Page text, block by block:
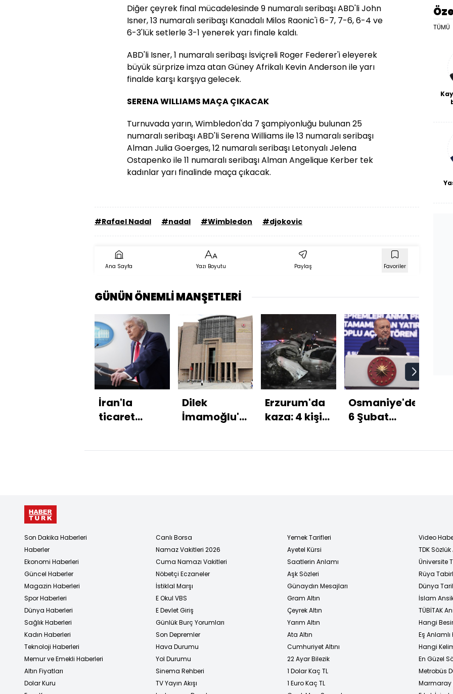
Diğer çeyrek final mücadelesinde 9 numaralı seribaşı ABD'li John
Isner, 13 numaralı seribaşı Kanadalı Milos Raonic'i 6-7, 7-6, 6-4 ve
6-3'lük setlerle 3-1 yenerek yarı finale kaldı.
ABD'li Isner, 1 numaralı seribaşı İsviçreli Roger Federer'i eleyerek
büyük sürprize imza atan Güney Afrikalı Kevin Anderson ile yarı
finalde karşı karşıya gelecek.
SERENA WILLIAMS MAÇA ÇIKACAK
Turnuvada yarın, Wimbledon'da 7 şampiyonluğu bulunan 25
numaralı seribaşı ABD'li Serena Williams ile 13 numaralı seribaşı
Alman Julia Goerges, 12 numaralı seribaşı Letonyalı Jelena
Ostapenko ile 11 numaralı seribaşı Alman Angelique Kerber tek
kadınlar yarı finalinde maça çıkacak.
#Rafael Nadal #nadal #Wimbledon #djokovic
Ana Sayfa Yazı Boyutu Paylaş Favoriler
GÜNÜN ÖNEMLİ MANŞETLERİ
İran'la
ticaret
Dilek
İmamoğlu'nun
Erzurum'da
kaza: 4 kişi
Osmaniye'de
6 Şubat
TÜMÜ
Son Dakika Haberleri
Haberler
Ekonomi Haberleri
Güncel Haberler
Magazin Haberleri
Spor Haberleri
Dünya Haberleri
Sağlık Haberleri
Kadın Haberleri
Teknoloji Haberleri
Memur ve Emekli Haberleri
Altın Fiyatları
Dolar Kuru
Canlı Borsa
Namaz Vakitleri 2026
Cuma Namazı Vakitleri
Nöbetçi Eczaneler
İstiklal Marşı
E Okul VBS
E Devlet Giriş
Günlük Burç Yorumları
Son Depremler
Hava Durumu
Yol Durumu
Sinema Rehberi
TV Yayın Akışı
Yemek Tarifleri
Ayetel Kürsi
Saatlerin Anlamı
Aşk Sözleri
Günaydın Mesajları
Gram Altın
Çeyrek Altın
Yarım Altın
Ata Altın
Cumhuriyet Altını
22 Ayar Bilezik
1 Dolar Kaç TL
1 Euro Kaç TL
Video
TDK
Üniversite
Rüya
Dünya
İslam
TÜBİTAK
Hangi
Eş
Hangi
En Güzel
Metrobüs
Marmaray